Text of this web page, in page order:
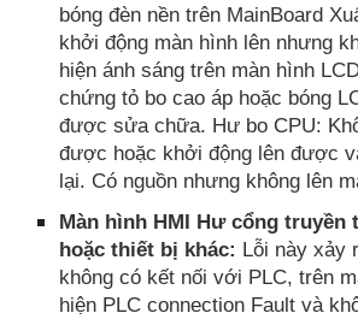
bóng đèn nền trên MainBoard
khởi động màn hình lên nhưng
hiện ánh sáng trên màn hình
chứng tỏ bo cao áp hoặc bóng
được sửa chữa. Hư bo CPU:
được hoặc khởi động lên được
lại. Có nguồn nhưng không lên
Màn hình HMI Hư cổng truyền
hoặc thiết bị khác: Lỗi này xảy
không có kết nối với PLC, trên
hiện PLC connection Fault và